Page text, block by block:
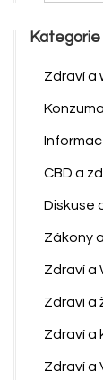
Kategorie
Zdraví a
CBD a
Diskuse
Zákony
Zdraví a
Zdraví a
Zdraví a
Zdraví a